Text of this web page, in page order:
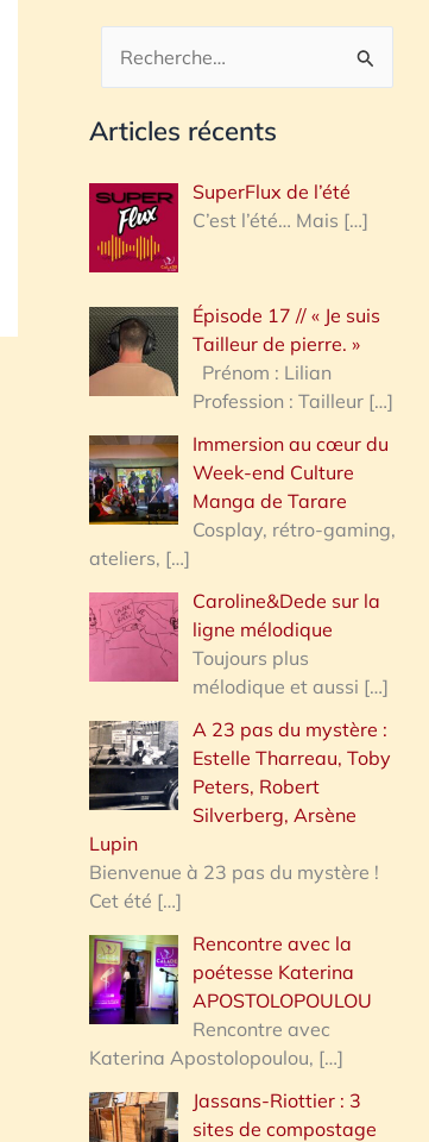
c
h
r
h
e
:
Articles récents
SuperFlux de l’été
C’est l’été… Mais […]
Épisode 17 // « Je suis
Tailleur de pierre. »
Prénom : Lilian
Profession : Tailleur […]
Immersion au cœur du
Week-end Culture
Manga de Tarare
Cosplay, rétro-gaming,
ateliers, […]
Caroline&Dede sur la
ligne mélodique
Toujours plus
mélodique et aussi […]
A 23 pas du mystère :
Estelle Tharreau, Toby
Peters, Robert
Silverberg, Arsène
Lupin
Bienvenue à 23 pas du mystère !
Cet été […]
Rencontre avec la
poétesse Katerina
APOSTOLOPOULOU
Rencontre avec
Katerina Apostolopoulou, […]
Jassans-Riottier : 3
sites de compostage